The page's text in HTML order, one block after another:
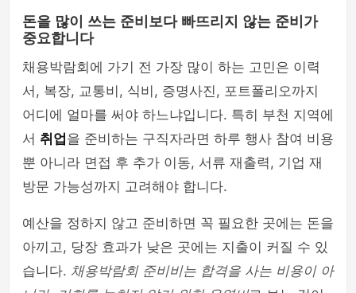
돈을 많이 쓰는 준비보다 빠뜨리지 않는 준비가
중요합니다
채용박람회에 가기 전 가장 많이 하는 고민은 이력
서, 복장, 교통비, 식비, 증명사진, 포트폴리오까지
어디에 얼마를 써야 하느냐입니다. 특히 부천 지역에
서 취업 을 준비하는 구직자라면 하루 행사 참여 비용
뿐 아니라 면접 후 추가 이동, 서류 재출력, 기업 재
방문 가능성까지 고려해야 합니다.
예산을 정하지 않고 준비하면 꼭 필요한 곳에는 돈을
아끼고, 당장 효과가 낮은 곳에는 지출이 커질 수 있
습니다. 채용박람회 준비비는 합격을 사는 비용이 아